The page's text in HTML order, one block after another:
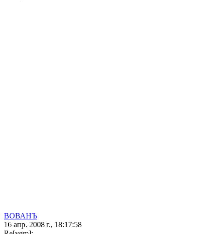
ВОВАНЪ
16 апр. 2008 г., 18:17:58